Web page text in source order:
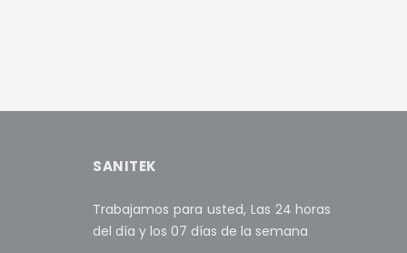
SANITEK
Trabajamos para usted, Las 24 horas
del día y los 07 días de la semana